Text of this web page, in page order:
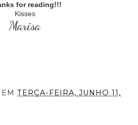
for reading!!!
Kisses
Marisa
EM TERÇA-FEIRA, JUNHO 11,